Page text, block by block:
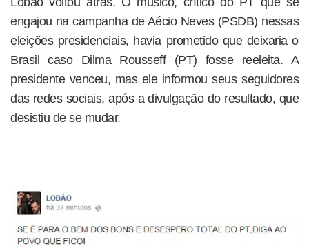
engajou na campanha de Aécio Neves (PSDB) nessas
eleições presidenciais, havia prometido que deixaria o
Brasil caso Dilma Rousseff (PT) fosse reeleita. A
presidente venceu, mas ele informou seus seguidores
das redes sociais, após a divulgação do resultado, que
desistiu de se mudar.